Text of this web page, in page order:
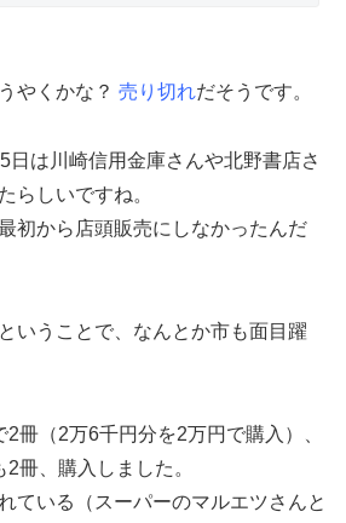
やくかな？ 売り切れだそうです。
日は川崎信用金庫さんや北野書店さ
らしいですね。
初から店頭販売にしなかったんだ
いうことで、なんとか市も面目躍
冊（2万6千円分を2万円で購入）、
冊、購入しました。
ている（スーパーのマルエツさんと